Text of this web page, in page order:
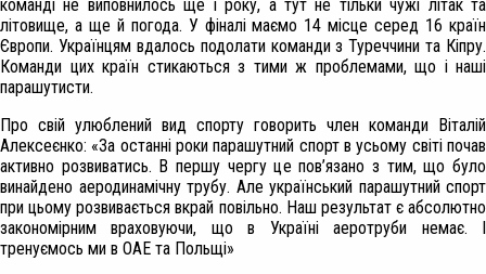
команді не виповнилось ще і року, а тут не тільки чужі літак та
літовище, а ще й погода. У фіналі маємо 14 місце серед 16 країн
Європи. Українцям вдалось подолати команди з Туреччини та Кіпру.
Команди цих країн стикаються з тими ж проблемами, що і наші
парашутисти.
Про свій улюблений вид спорту говорить член команди Віталій
Алексеєнко: «За останні роки парашутний спорт в усьому світі почав
активно розвиватись. В першу чергу це пов’язано з тим, що було
винайдено аеродинамічну трубу. Але український парашутний спорт
при цьому розвивається вкрай повільно. Наш результат є абсолютно
закономірним враховуючи, що в Україні аеротруби немає. І
тренуємось ми в ОАЕ та Польщі»